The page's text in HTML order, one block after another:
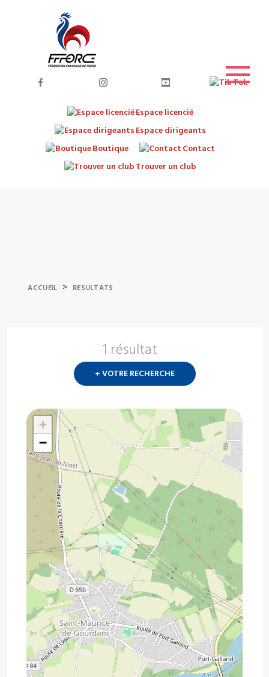
Espace licencié
Espace dirigeants
Boutique
Contact
Trouver un club
ACCUEIL > RESULTATS
1 résultat
+ VOTRE RECHERCHE
+
−